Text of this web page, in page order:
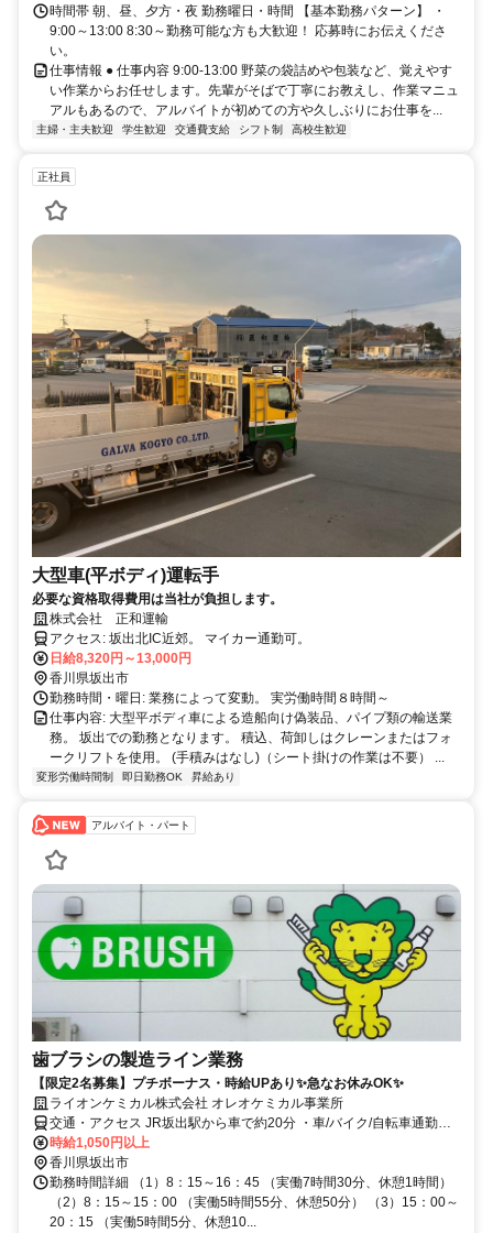
時間帯 朝、昼、夕方・夜 勤務曜日・時間 【基本勤務パターン】 ・
9:00～13:00 8:30～勤務可能な方も大歓迎！ 応募時にお伝えくださ
い。
仕事情報 ● 仕事内容 9:00-13:00 野菜の袋詰めや包装など、覚えやす
い作業からお任せします。先輩がそばで丁寧にお教えし、作業マニュ
アルもあるので、アルバイトが初めての方や久しぶりにお仕事を...
主婦・主夫歓迎 学生歓迎 交通費支給 シフト制 高校生歓迎
正社員
大型車(平ボディ)運転手
必要な資格取得費用は当社が負担します。
株式会社 正和運輸
アクセス: 坂出北IC近郊。 マイカー通勤可。
日給8,320円～13,000円
香川県坂出市
勤務時間・曜日: 業務によって変動。 実労働時間８時間～
仕事内容: 大型平ボディ車による造船向け偽装品、パイプ類の輸送業
務。 坂出での勤務となります。 積込、荷卸しはクレーンまたはフォ
ークリフトを使用。 (手積みはなし)（シート掛けの作業は不要） ...
変形労働時間制 即日勤務OK 昇給あり
アルバイト・パート
歯ブラシの製造ライン業務
【限定2名募集】プチボーナス・時給UPあり✨急なお休みOK✨
ライオンケミカル株式会社 オレオケミカル事業所
交通・アクセス JR坂出駅から車で約20分 ・車/バイク/自転車通勤と
なります。(無料駐車場あり)
時給1,050円以上
香川県坂出市
勤務時間詳細 （1）8：15～16：45 （実働7時間30分、休憩1時間）
（2）8：15～15：00 （実働5時間55分、休憩50分） （3）15：00～
20：15 （実働5時間5分、休憩10...